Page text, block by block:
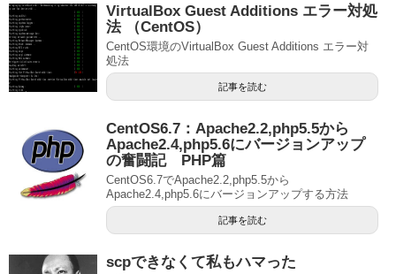
VirtualBox Guest Additions エラー対処
法 （CentOS）
CentOS環境のVirtualBox Guest Additions エラー対
処法
記事を読む
CentOS6.7：Apache2.2,php5.5から
Apache2.4,php5.6にバージョンアップ
の奮闘記 PHP篇
CentOS6.7でApache2.2,php5.5から
Apache2.4,php5.6にバージョンアップする方法
記事を読む
scpできなくて私もハマった